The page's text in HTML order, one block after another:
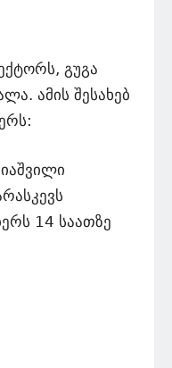
გუგა
ამის შესახებ
14 საათზე